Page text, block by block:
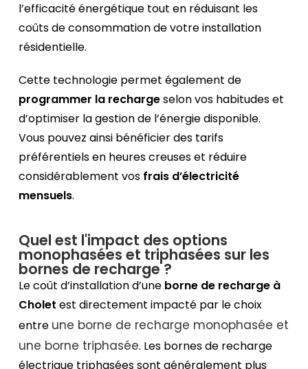
l’efficacité énergétique tout en réduisant les
coûts de consommation de votre installation
résidentielle.
Cette technologie permet également de
programmer la rechargeselon vos habitudes et
d’optimiser la gestion de l’énergie disponible.
Vous pouvez ainsi bénéficier des tarifs
préférentiels en heures creuses et réduire
considérablement vos frais d’électricité
mensuels.
Quel est l'impact des options
monophasées et triphasées sur les
bornes de recharge ?
Le coût d’installation d’une borne de recharge à
Cholet est directement impacté par le choix
entre une borne de recharge monophasée et
une borne triphasée. Les bornes de recharge
électrique triphasées sont généralement plus